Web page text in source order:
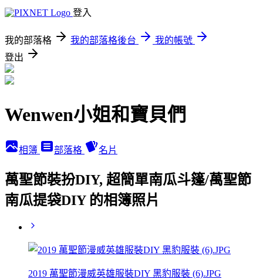
登入
我的部落格 我的部落格後台
我的帳號
登出
Wenwen小姐和寶貝們
相簿 部落格 名片
萬聖節裝扮DIY, 超簡單南瓜斗篷/萬聖節
南瓜提袋DIY 的相簿照片
2019 萬聖節漫威英雄服裝DIY 黑豹服裝 (6).JPG